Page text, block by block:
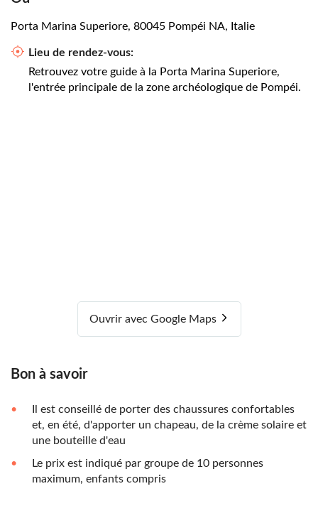
Porta Marina Superiore, 80045 Pompéi NA, Italie
Lieu de rendez-vous:
Retrouvez votre guide à la Porta Marina Superiore,
l'entrée principale de la zone archéologique de Pompéi.
Ouvrir avec Google Maps
Bon à savoir
Il est conseillé de porter des chaussures confortables
et, en été, d'apporter un chapeau, de la crème solaire et
une bouteille d'eau
Le prix est indiqué par groupe de 10 personnes
maximum, enfants compris